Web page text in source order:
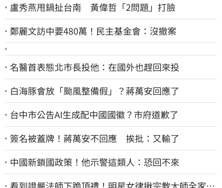
盧秀燕甩鍋扯台南 黃偉哲「2問題」打臉
鄭麗文訪中要480萬！民主基金會：沒撤案
名醫首表態北市長投他：在國外也趕回來投
白海豚會放「颱風整備假」？蔣萬安回應了
台中市公告AI生成配中國國徽？市府道歉了
簽名被蓋牌！蔣萬安不回應 挨批：又輸了
中國新鎖國政策！他示警這類人：恐回不來